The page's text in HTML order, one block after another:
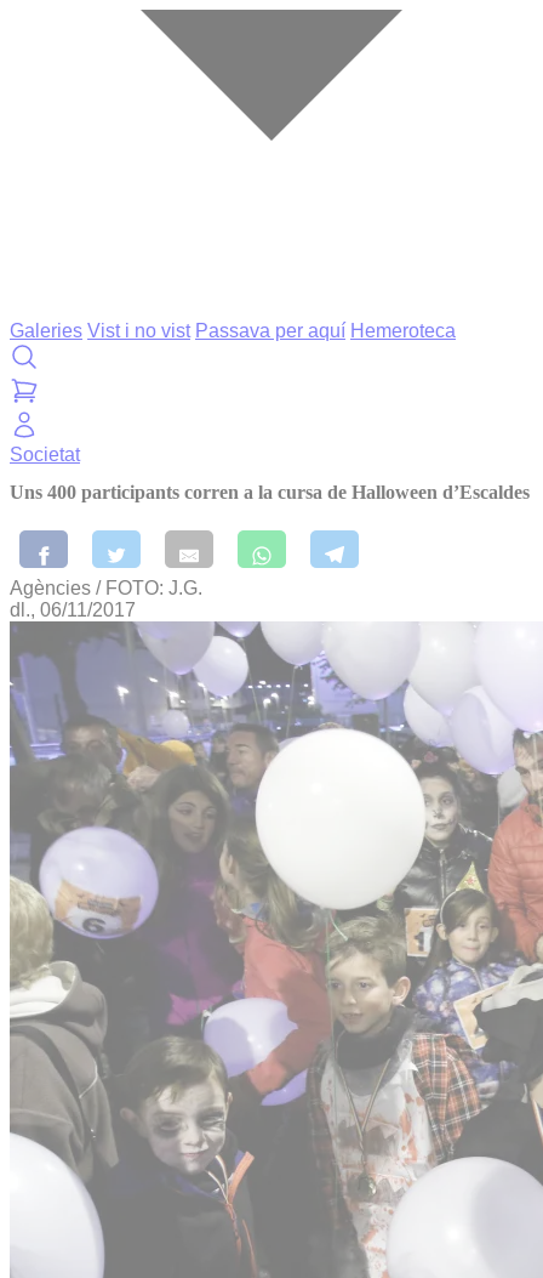
Galeries Vist i no vist Passava per aquí Hemeroteca
Societat
Uns 400 participants corren a la cursa de Halloween d’Escaldes
Agències / FOTO: J.G.
dl., 06/11/2017